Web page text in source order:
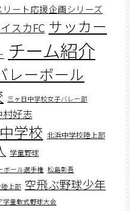
リート応援企画シリーズ
スカFC サッカー
チーム紹介
レーボール
三ヶ日中学校女子バレー部
村好志
学校 北浜中学校陸上部
学童野球
ボール選手権 松島彰吾
上部 空飛ぶ野球少年
学童軟式野球大会